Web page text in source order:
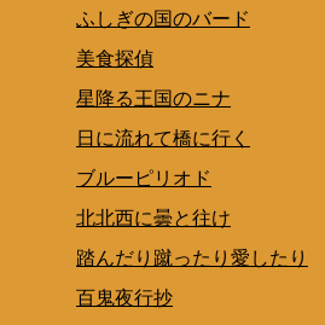
ふしぎの国のバード
美食探偵
星降る王国のニナ
日に流れて橋に行く
ブルーピリオド
北北西に曇と往け
踏んだり蹴ったり愛したり
百鬼夜行抄